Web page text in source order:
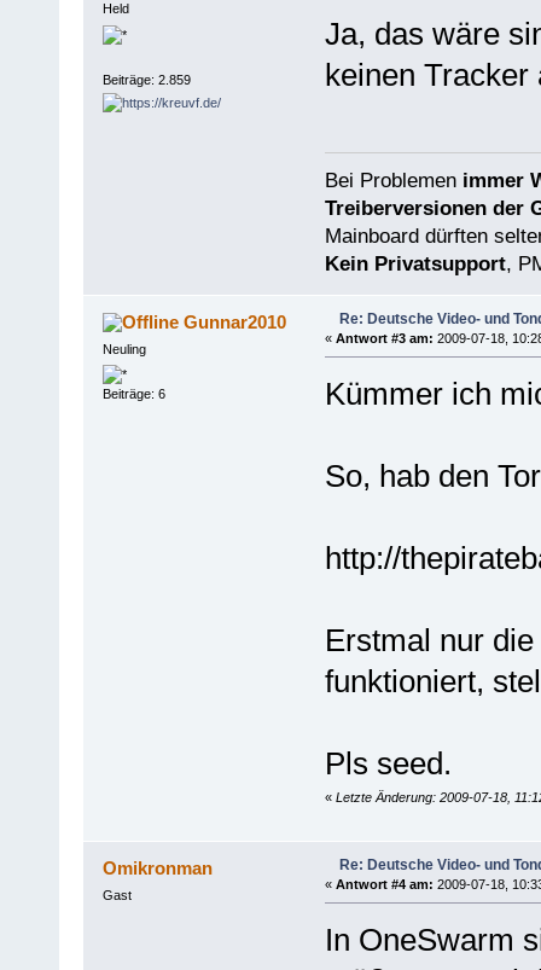
Held
Beiträge: 2.859
Ja, das wäre
keinen Tracker
Bei Problemen immer
Treiberversionen der
Mainboard dürften
Kein Privatsupport,
Gunnar2010
Neuling
Beiträge: 6
Re: Deutsche Video- und
« Antwort #3 am: 2009-07-18,
Kümmer ich
So, hab den
http://
Erstmal nur
funktioniert,
Pls seed.
« Letzte Änderung: 2009-07-18,
Omikronman
Gast
Re: Deutsche Video- und
« Antwort #4 am: 2009-07-18,
In OneSwarm